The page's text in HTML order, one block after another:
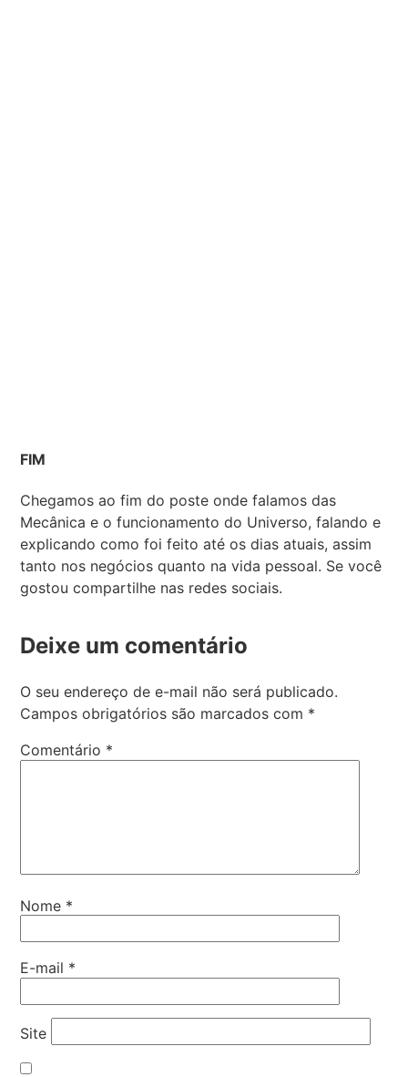
FIM
Chegamos ao fim do poste onde falamos das
Mecânica e o funcionamento do Universo, falando e
explicando como foi feito até os dias atuais, assim
tanto nos negócios quanto na vida pessoal. Se você
gostou compartilhe nas redes sociais.
Deixe um comentário
O seu endereço de e-mail não será publicado.
Campos obrigatórios são marcados com *
Comentário *
Nome *
E-mail *
Site